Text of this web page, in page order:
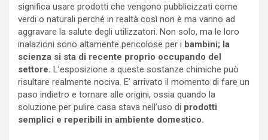
significa usare prodotti che vengono pubblicizzati come
verdi o naturali perché in realtà così non è ma vanno ad
aggravare la salute degli utilizzatori. Non solo, ma le loro
inalazioni sono altamente pericolose per i bambini; la
scienza si sta di recente proprio occupando del
settore. L’esposizione a queste sostanze chimiche può
risultare realmente nociva. E’ arrivato il momento di fare un
paso indietro e tornare alle origini, ossia quando la
soluzione per pulire casa stava nell’uso di prodotti
semplici e reperibili in ambiente domestico.